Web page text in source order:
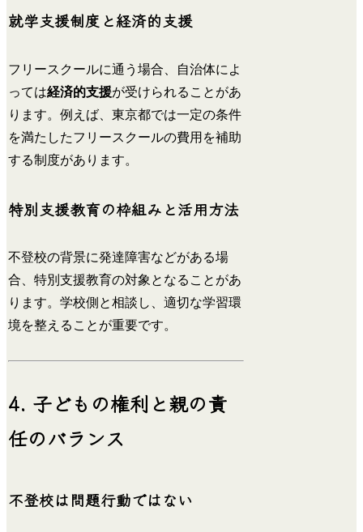
就学支援制度と経済的支援
フリースクールに通う場合、自治体によ
っては経済的支援が受けられることがあ
ります。例えば、東京都では一定の条件
を満たしたフリースクールの費用を補助
する制度があります。
特別支援教育の枠組みと活用方法
不登校の背景に発達障害などがある場
合、特別支援教育の対象となることがあ
ります。学校側と相談し、適切な学習環
境を整えることが重要です。
4. 子どもの権利と親の責
任のバランス
不登校は問題行動ではない